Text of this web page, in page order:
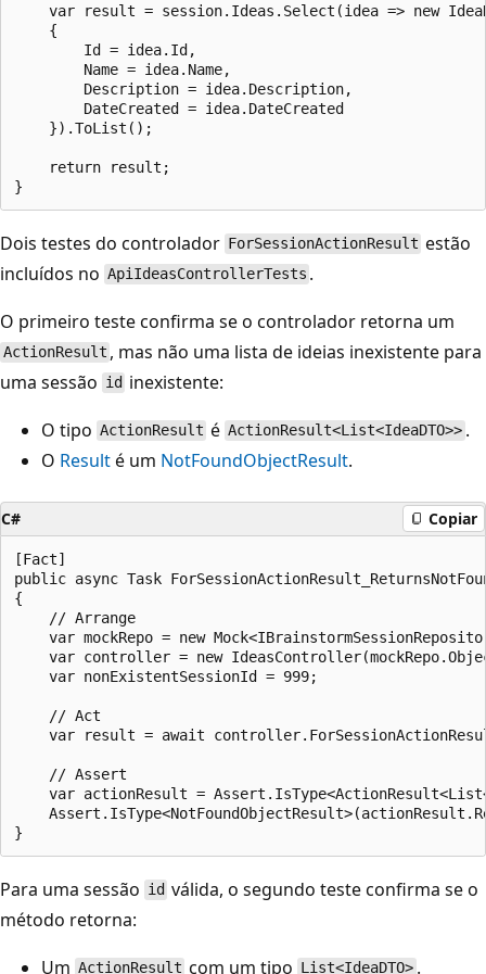
var result = session.Ideas.Select(idea => new
    {
        Id = idea.Id,
        Name = idea.Name,
        Description = idea.Description,
        DateCreated = idea.DateCreated
    }).ToList();
    return result;
Dois testes do controlador ForSessionActionResult estão
incluídos no ApiIdeasControllerTests .
O primeiro teste confirma se o controlador retorna um
ActionResult , mas não uma lista de ideias inexistente para
uma sessão id inexistente:
O tipo ActionResult é ActionResult<List<IdeaDTO>> .
O Resulté um NotFoundObjectResult.
C# Copiar
[Fact]
public async Task
{
    // Arrange
var mockRepo = new
var controller = new
    var nonExistentSessionId = 999;
    // Act
var result = await
    // Assert
var actionResult =
Para uma sessão id válida, o segundo teste confirma se o
método retorna:
Um ActionResult com um tipo List<IdeaDTO> .